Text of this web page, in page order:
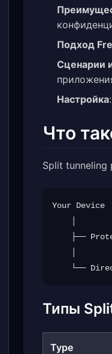
Подход
Сценарии
Настройка
Что
Split tunneling
Your Device
├──
Типы
Type